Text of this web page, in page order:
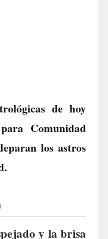
de hoy
Comunidad
los astros
y la brisa